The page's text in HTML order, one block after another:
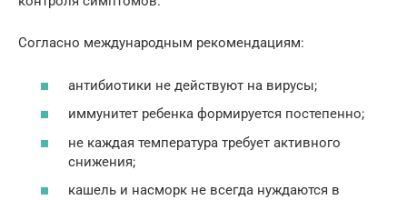
Согласно международным рекомендациям:
антибиотики не действуют на вирусы;
иммунитет ребенка формируется постепенно;
не каждая температура требует активного
снижения;
кашель и насморк не всегда нуждаются в